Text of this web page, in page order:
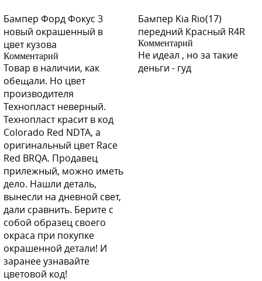
Бампер Форд Фокус 3
новый окрашенный в
цвет кузова
Комментарий
Товар в наличии, как
обещали. Но цвет
производителя
Технопласт неверный.
Технопласт красит в код
Colorado Red NDTA, а
оригинальный цвет Race
Red BRQA. Продавец
прилежный, можно иметь
дело. Нашли деталь,
вынесли на дневной свет,
дали сравнить. Берите с
собой образец своего
окраса при покупке
окрашенной детали! И
заранее узнавайте
цветовой код!
Бампер Kia Rio(17)
передний Красный R4R
Комментарий
Не идеал , но за такие
деньги - гуд